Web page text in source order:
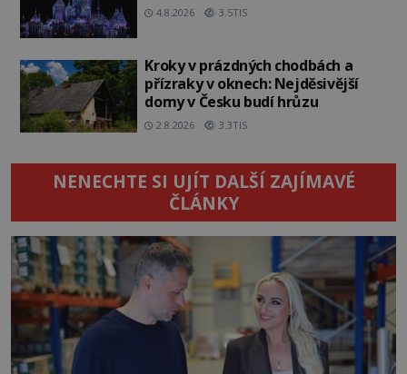
4.8.2026 3.5TIS
Kroky v prázdných chodbách a
přízraky v oknech: Nejděsivější
domy v Česku budí hrůzu
2.8.2026 3.3TIS
NENECHTE SI UJÍT DALŠÍ ZAJÍMAVÉ
ČLÁNKY